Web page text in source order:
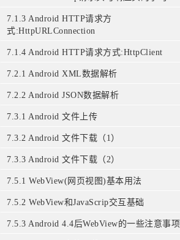
7.1.3 Android HTTP请求方
式:HttpURLConnection
7.1.4 Android HTTP请求方式:HttpClient
7.2.1 Android XML数据解析
7.2.2 Android JSON数据解析
7.3.1 Android 文件上传
7.3.2 Android 文件下载（1）
7.3.3 Android 文件下载（2）
7.5.1 WebView(网页视图)基本用法
7.5.2 WebView和JavaScrip交互基础
7.5.3 Android 4.4后WebView的一些注意事项